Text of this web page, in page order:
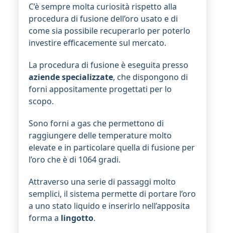
C’è sempre molta curiosità rispetto alla
procedura di fusione dell’oro usato e di
come sia possibile recuperarlo per poterlo
investire efficacemente sul mercato.
La procedura di fusione è eseguita presso
aziende specializzate, che dispongono di
forni appositamente progettati per lo
scopo.
Sono forni a gas che permettono di
raggiungere delle temperature molto
elevate e in particolare quella di fusione per
l’oro che è di 1064 gradi.
Attraverso una serie di passaggi molto
semplici, il sistema permette di portare l’oro
a uno stato liquido e inserirlo nell’apposita
forma a lingotto.